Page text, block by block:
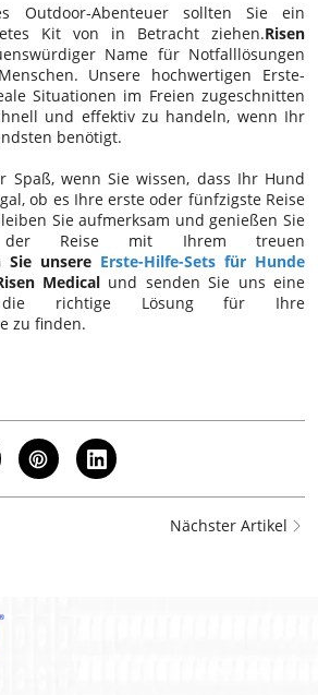
Outdoor-Abenteuer sollten Sie ein
Kit von in Betracht ziehen.Risen
Name für Notfalllösungen
Unsere hochwertigen Erste-
Situationen im Freien zugeschnitten
und effektiv zu handeln, wenn Ihr
benötigt.
Spaß, wenn Sie wissen, dass Ihr Hund
ob es Ihre erste oder fünfzigste Reise
Sie aufmerksam und genießen Sie
der Reise mit Ihrem treuen
Sie unsere Erste-Hilfe-Sets für Hunde
Medical und senden Sie uns eine
richtige Lösung für Ihre
zu finden.
Nächster Artikel